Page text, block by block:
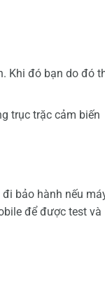
Khi đó bạn do đó
trục trặc cảm biến
bảo hành nếu
để được test và